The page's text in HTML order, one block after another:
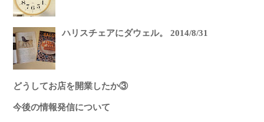
ハリスチェアにダウェル。 2014/8/31
どうしてお店を開業したか③
今後の情報発信について